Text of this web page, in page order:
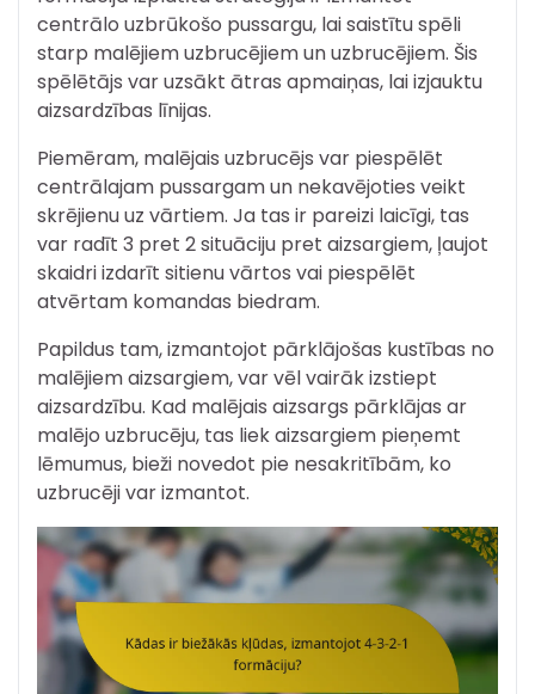
centrālo uzbrūkošo pussargu, lai saistītu spēli
starp malējiem uzbrucējiem un uzbrucējiem. Šis
spēlētājs var uzsākt ātras apmaiņas, lai izjauktu
aizsardzības līnijas.
Piemēram, malējais uzbrucējs var piespēlēt
centrālajam pussargam un nekavējoties veikt
skrējienu uz vārtiem. Ja tas ir pareizi laicīgi, tas
var radīt 3 pret 2 situāciju pret aizsargiem, ļaujot
skaidri izdarīt sitienu vārtos vai piespēlēt
atvērtam komandas biedram.
Papildus tam, izmantojot pārklājošas kustības no
malējiem aizsargiem, var vēl vairāk izstiept
aizsardzību. Kad malējais aizsargs pārklājas ar
malējo uzbrucēju, tas liek aizsargiem pieņemt
lēmumus, bieži novedot pie nesakritībām, ko
uzbrucēji var izmantot.